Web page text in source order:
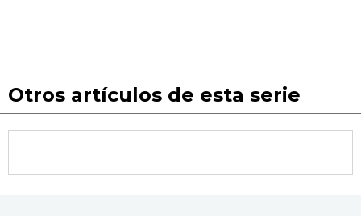
Otros artículos de esta serie